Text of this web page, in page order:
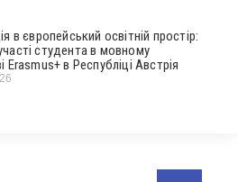
в європейський освітній простір:
студента в мовному
Erasmus+ в Республіці Австрія